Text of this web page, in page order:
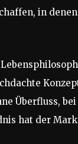
in
Überfluss,
hat der